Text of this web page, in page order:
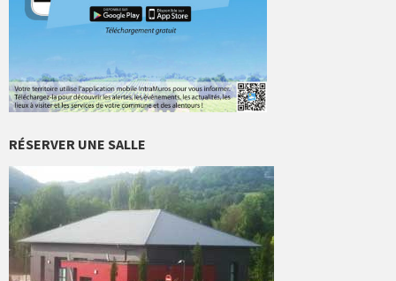
RÉSERVER UNE SALLE